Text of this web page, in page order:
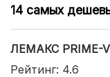
14 самых
ЛЕМАКС PRIME-
Рейтинг: 4.6